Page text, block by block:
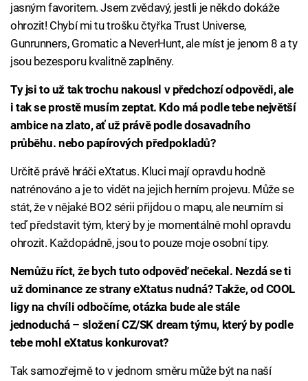
jasným favoritem. Jsem zvědavý, jestli je někdo dokáže
ohrozit! Chybí mi tu trošku čtyřka Trust Universe,
Gunrunners, Gromatic a NeverHunt, ale míst je jenom 8 a ty
jsou bezesporu kvalitně zaplněny.
Ty jsi to už tak trochu nakousl v předchozí odpovědi, ale
i tak se prostě musím zeptat. Kdo má podle tebe největší
ambice na zlato, ať už právě podle dosavadního
průběhu. nebo papírových předpokladů?
Určitě právě hráči eXtatus. Kluci mají opravdu hodně
natrénováno a je to vidět na jejich herním projevu. Může se
stát, že v nějaké BO2 sérii přijdou o mapu, ale neumím si
teď představit tým, který by je momentálně mohl opravdu
ohrozit. Každopádně, jsou to pouze moje osobní tipy.
Nemůžu říct, že bych tuto odpověď nečekal. Nezdá se ti
už dominance ze strany eXtatus nudná? Takže, od COOL
ligy na chvíli odbočíme, otázka bude ale stále
jednoduchá – složení CZ/SK dream týmu, který by podle
tebe mohl eXtatus konkurovat?
Tak samozřejmě to v jednom směru může být na naší